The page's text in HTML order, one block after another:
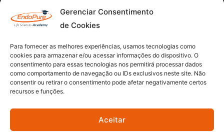
Gerenciar Consentimento
de Cookies
Para fornecer as melhores experiências, usamos tecnologias como
cookies para armazenar e/ou acessar informações do dispositivo. O
consentimento para essas tecnologias nos permitirá processar dados
como comportamento de navegação ou IDs exclusivos neste site. Não
consentir ou retirar o consentimento pode afetar negativamente certos
recursos e funções.
Aceitar
Psicólogos
© 2026 - EndoPure Academy | CNPJ: 54.349.169/0001-80